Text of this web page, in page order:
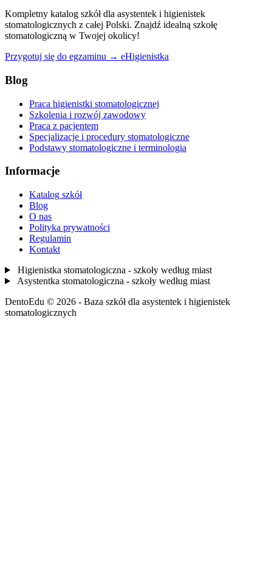
Kompletny katalog szkół dla asystentek i higienistek
stomatologicznych z całej Polski. Znajdź idealną szkołę
stomatologiczną w Twojej okolicy!
Przygotuj się do egzaminu → eHigienistka
Blog
Praca higienistki stomatologicznej
Szkolenia i rozwój zawodowy
Praca z pacjentem
Specjalizacje i procedury stomatologiczne
Podstawy stomatologiczne i terminologia
Informacje
Katalog szkół
Blog
O nas
Polityka prywatności
Regulamin
Kontakt
Higienistka stomatologiczna - szkoły według miast
Asystentka stomatologiczna - szkoły według miast
DentoEdu © 2026 - Baza szkół dla asystentek i higienistek
stomatologicznych